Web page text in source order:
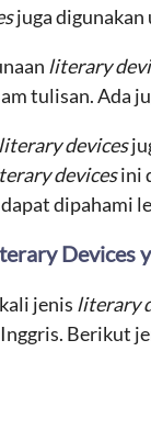
juga
literary
tulisan. Ada
literary devices
devicesini
dipahami
Devices
jenis literary
Berikut